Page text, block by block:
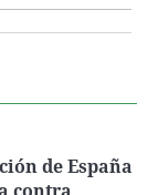
de España